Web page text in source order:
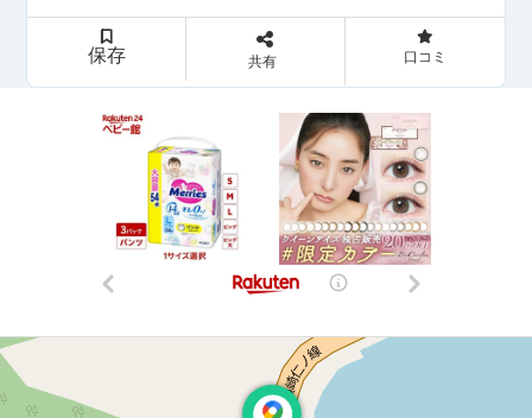
保存 共有 口コミ